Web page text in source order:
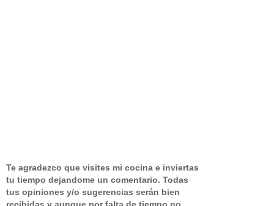
Te agradezco que visites mi cocina e inviertas
tu tiempo dejandome un comentario. Todas
tus opiniones y/o sugerencias serán bien
recibidas y aunque por falta de tiempo no